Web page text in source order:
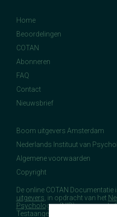
Home
Beoordelingen
COTAN
Abonneren
FAQ
Contact
Nieuwsbrief
Boom uitgevers Amsterdam
Nederlands Instituut van
Algemene voorwaarden
Copyright
De online COTAN Documentatie
uitgevers , in opdracht van het
Psychologen(NIP), namens de
Testaangelegenheden Nederland